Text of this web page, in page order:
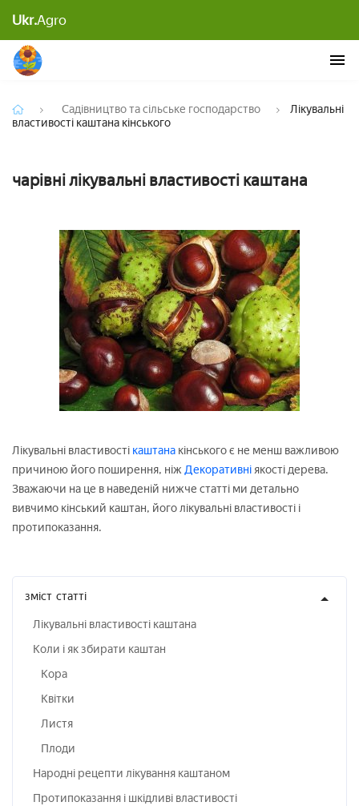
Ukr.Agro
Садівництво та сільське господарство
Лікувальні
властивості каштана кінського
чарівні лікувальні властивості каштана
Лікувальні властивості каштана кінського є не менш важливою
причиною його поширення, ніж Декоративніякості дерева.
Зважаючи на це в наведеній нижче статті ми детально
вивчимо кінський каштан, його лікувальні властивості і
протипоказання.
зміст статті
Лікувальні властивості каштана
Коли і як збирати каштан
Кора
Квітки
Листя
Плоди
Народні рецепти лікування каштаном
Протипоказання і шкідливі властивості